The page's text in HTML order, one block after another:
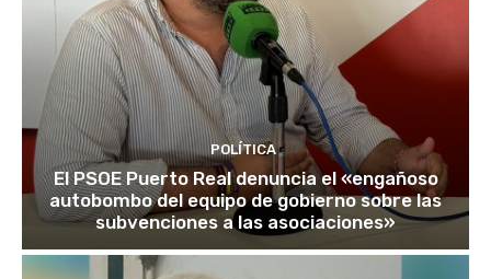
POLÍTICA
El PSOE Puerto Real denuncia el «engañoso
autobombo del equipo de gobierno sobre las
subvenciones a las asociaciones»